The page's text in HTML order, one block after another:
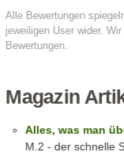
Alle Bewertungen
jeweiligen User wider.
Bewertungen.
Magazin
Alles, was man
M.2 - der schnelle